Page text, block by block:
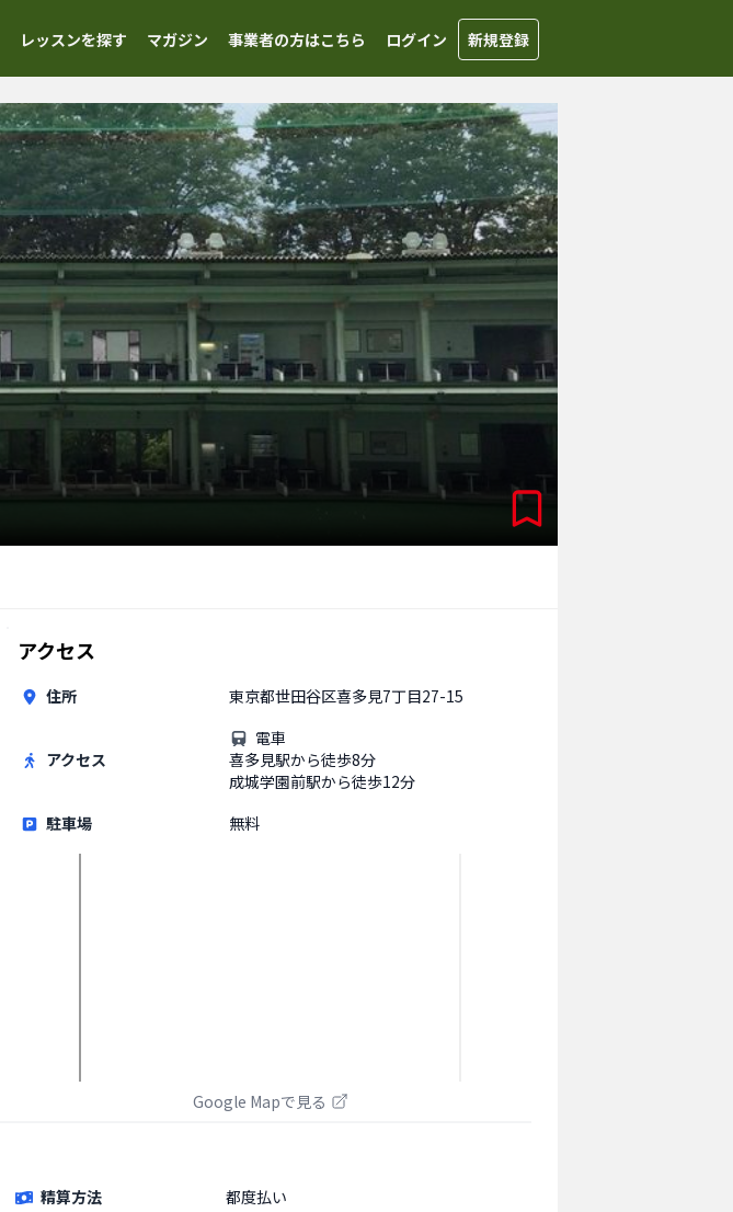
レッスンを探す マガジン 事業者の方はこちら ログイン 新規登録
アクセス
住所 東京都世田谷区喜多見7丁目27-15
アクセス
電車
喜多見駅から徒歩8分
成城学園前駅から徒歩12分
駐車場
無料
Google Mapで見る
精算方法
都度払い